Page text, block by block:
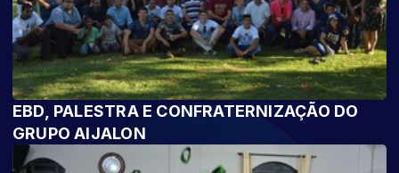
EBD, PALESTRA E CONFRATERNIZAÇÃO DO
GRUPO AIJALON